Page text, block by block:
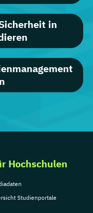
in
Hochschulen
Studienportale